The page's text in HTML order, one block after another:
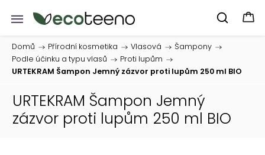
Domů / Přírodní kosmetika / Vlasová / Šampony /
Podle účinku a typu vlasů / Proti lupům /
URTEKRAM Šampon Jemný zázvor proti lupům 250 ml BIO
URTEKRAM Šampon Jemný
zázvor proti lupům 250 ml BIO